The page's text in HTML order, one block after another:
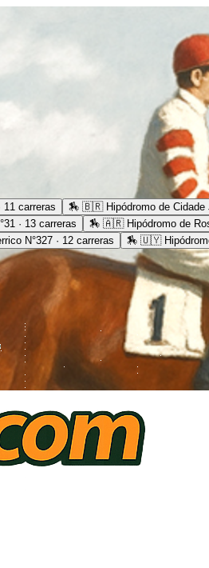
carreras 🏇 🇧🇷 Hipódromo de Cidade
· 13 carreras 🏇 🇦🇷 Hipódromo de
N°327 · 12 carreras 🏇 🇺🇾